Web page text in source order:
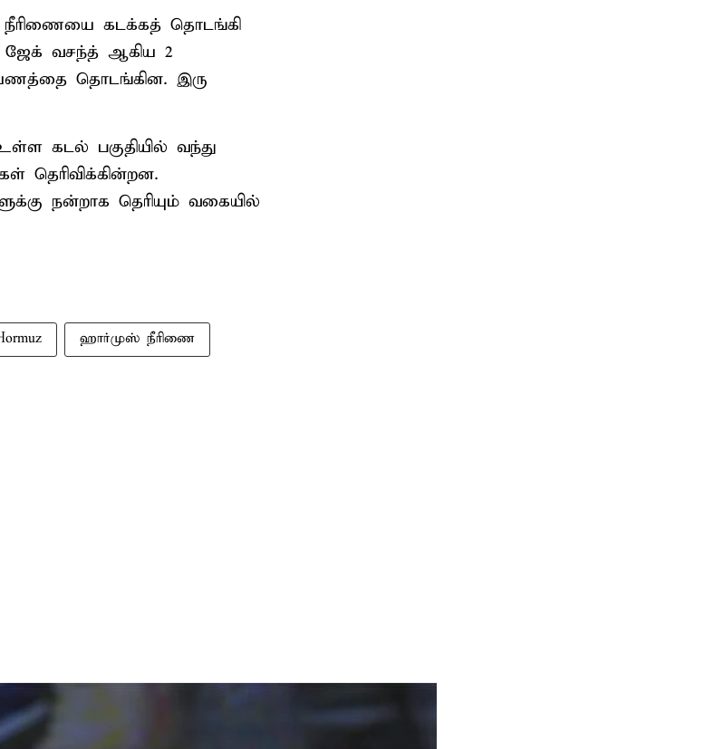
நீரிணையை கடக்கத் தொடங்கி
வசந்த் ஆகிய 2
தொடங்கின. இரு
கடல் பகுதியில் வந்து
தெரிவிக்கின்றன.
நன்றாக தெரியும் வகையில்
ஹார்முஸ் நீரிணை